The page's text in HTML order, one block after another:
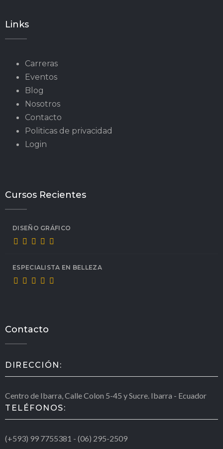
Links
Carreras
Eventos
Blog
Nosotros
Contacto
Politicas de privacidad
Login
Cursos Recientes
DISEÑO GRÁFICO
ESPECIALISTA EN BELLEZA
Contacto
DIRECCIÓN:
Centro de Ibarra, Calle Colon 5-45 y Sucre. Ibarra - Ecuador
TELÉFONOS:
(+593) 99 7755381 - (06) 295-2509